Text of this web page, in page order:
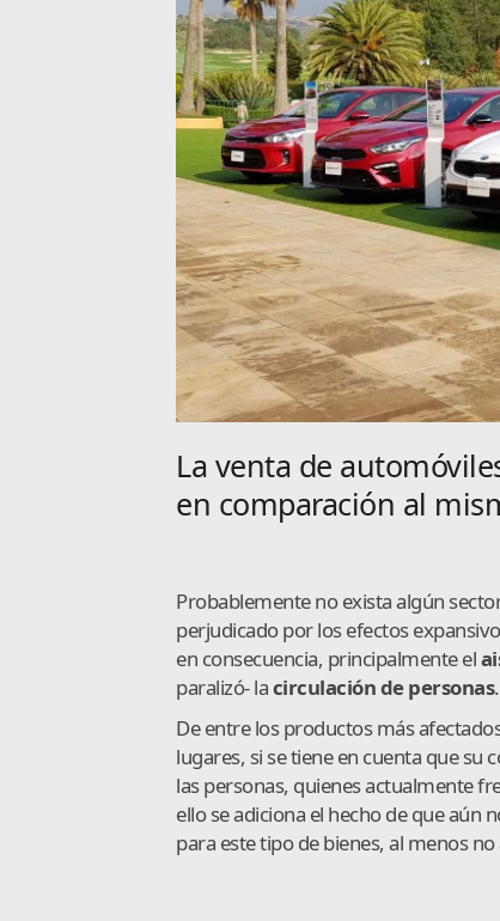
La venta de
en comparación al
Probablemente no exista algún
perjudicado por los efectos
en consecuencia, principalmente el
paralizó- lacirculación de personas.
De entre los productos más
lugares, si se tiene en cuenta que su
las personas, quienes actualmente
ello se adiciona el hecho de que aún
para este tipo de bienes, al menos